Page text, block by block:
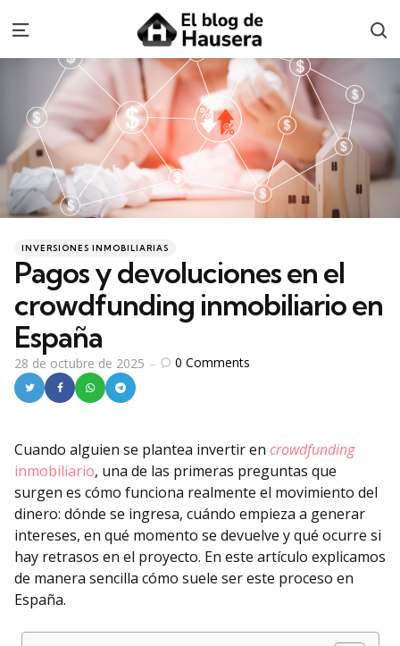
Menu
Categories
Posted
INVERSIONES INMOBILIARIAS
Pagos y devoluciones en el
crowdfunding inmobiliario en
España
28 de octubre de 2025 0 Comments
Cuando alguien se plantea invertir en crowdfunding
inmobiliario, una de las primeras preguntas que
surgen es cómo funciona realmente el movimiento del
dinero: dónde se ingresa, cuándo empieza a generar
intereses, en qué momento se devuelve y qué ocurre si
hay retrasos en el proyecto. En este artículo explicamos
de manera sencilla cómo suele ser este proceso en
España.